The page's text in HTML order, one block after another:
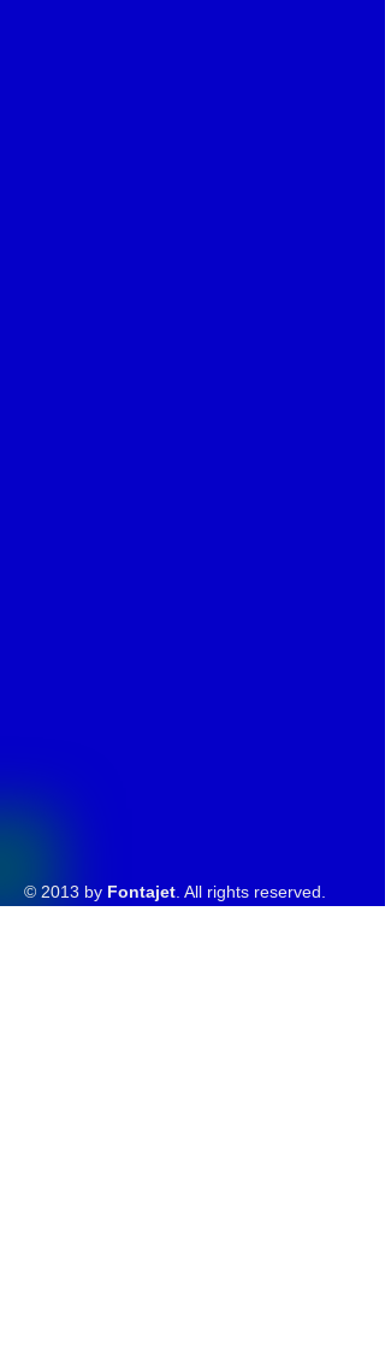
© 2013 by Fontajet . All rights reserved.